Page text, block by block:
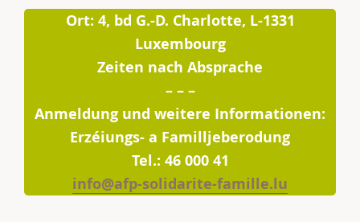
Ort: 4, bd G.-D. Charlotte, L-1331
Luxembourg
Zeiten nach Absprache
– – –
Anmeldung und weitere Informationen:
Erzéiungs- a Familljeberodung
Tel.: 46 000 41
info@afp-solidarite-famille.lu